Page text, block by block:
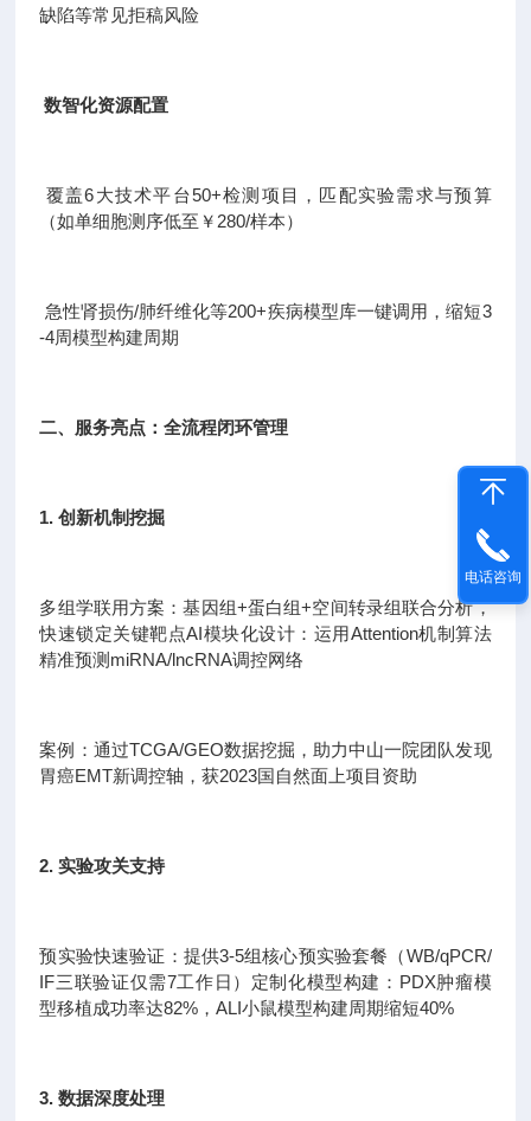
缺陷等常见拒稿风险
数智化资源配置
覆盖6大技术平台50+检测项目，匹配实验需求与预算
（如单细胞测序低至￥280/样本）
急性肾损伤/肺纤维化等200+疾病模型库一键调用，缩短3
-4周模型构建周期
二、服务亮点：全流程闭环管理
1. 创新机制挖掘
多组学联用方案：基因组+蛋白组+空间转录组联合分析，
快速锁定关键靶点AI模块化设计：运用Attention机制算法
精准预测miRNA/lncRNA调控网络
案例：通过TCGA/GEO数据挖掘，助力中山一院团队发现
胃癌EMT新调控轴，获2023国自然面上项目资助
2. 实验攻关支持
预实验快速验证：提供3-5组核心预实验套餐（WB/qPCR/
IF三联验证仅需7工作日）定制化模型构建：PDX肿瘤模
型移植成功率达82%，ALI小鼠模型构建周期缩短40%
3. 数据深度处理
电话咨询